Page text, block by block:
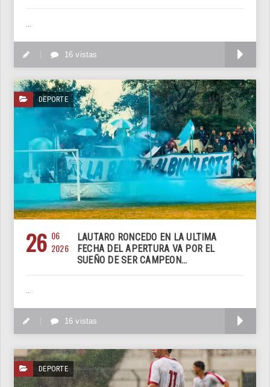
...
16 vistas
DEPORTE
26 06
2026
LAUTARO RONCEDO EN LA ULTIMA
FECHA DEL APERTURA VA POR EL
SUEÑO DE SER CAMPEON...
...
16 vistas
DEPORTE